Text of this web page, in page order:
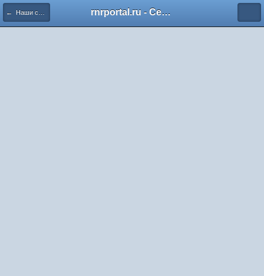
← Наши сервера rnrportal.ru - Сервера онлайн игр, и прочее.